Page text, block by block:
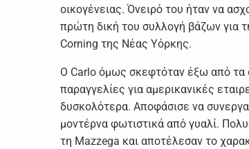
οικογένειας. Όνειρό του ήταν να
πρώτη δική του συλλογή βάζων για
Corning της Νέας Υόρκης.
Ο Carlo όμως σκεφτόταν έξω από τα
παραγγελίες για αμερικανικές
δυσκολότερα. Αποφάσισε να
μοντέρνα φωτιστικά από γυαλί.
τη Mazzega και αποτέλεσαν το